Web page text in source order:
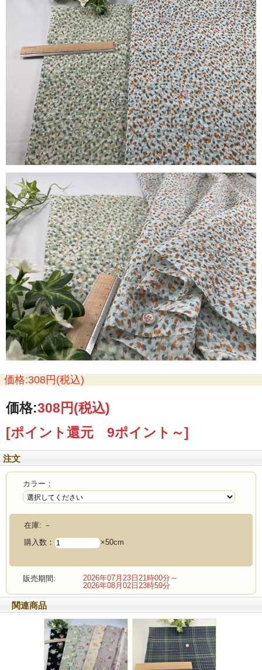
通常市場価格￥890/50cm程度で販売されていますが今回は￥440/50cmでのご紹介
カートの特性上数量1が最初に出ていますが当店の最低購入数量は1ｍ(数量2）か
らとなっていますので数量２以上でのご注文よろしくお願いいたします。
ポイント3％還元します。
価格:308円(税込)
価格:308円(税込)
[ポイント還元 9ポイント～]
注文
カラー：
在庫: －
購入数：
×50cm
販売期間:
2026年07月23日21時00分～
2026年08月02日23時59分
関連商品